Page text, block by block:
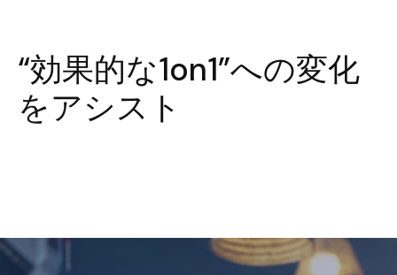
“効果的な1on1”への変化
をアシスト